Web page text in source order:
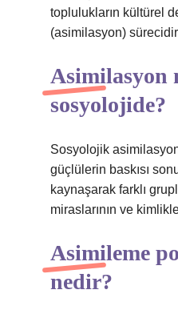
toplulukların kültürel
(asimilasyon)
Asimilasyon
sosyolojide?
Sosyolojik
güçlülerin baskısı
kaynaşarak farklı
miraslarının ve
Asimileme
nedir?